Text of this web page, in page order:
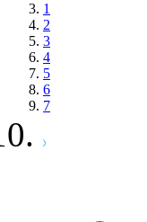
1
2
3
4
5
6
7